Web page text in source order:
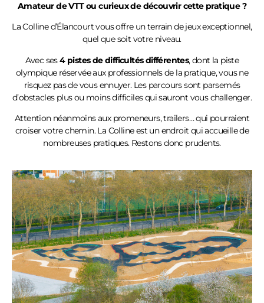
Amateur de VTT ou curieux de découvrir cette pratique ?
La Collined’Élancourtvous offre un terrain de jeux exceptionnel,
quel que soit votre niveau.
Avec ses4 pistes de difficultés différentes, dont la piste
olympique réservée aux professionnels de la pratique, vous ne
risquez pas de vous ennuyer. Les parcours sont parsemés
d’obstacles plus ou moins difficiles qui sauront vous challenger.
Attention néanmoins aux promeneurs, trailers… qui pourraient
croiser votre chemin. La Colline est un endroit qui accueille de
nombreuses pratiques. Restons donc prudents.